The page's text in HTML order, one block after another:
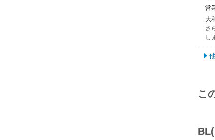
営
大
さ
し
こ